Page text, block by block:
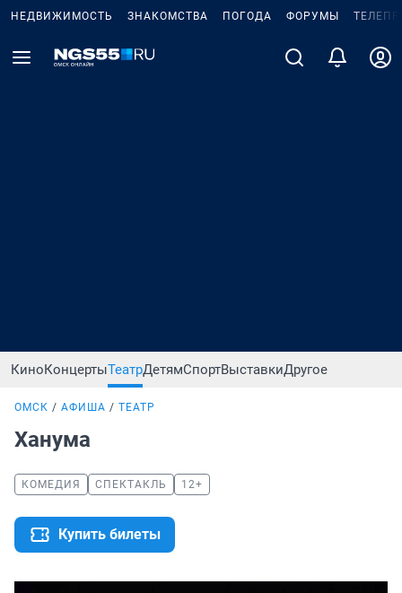
НЕДВИЖИМОСТЬ ЗНАКОМСТВА ПОГОДА ФОРУМЫ
КиноКонцертыТеатрДетямСпортВыставкиДругое
ОМСК АФИША ТЕАТР
Ханума
КОМЕДИЯ СПЕКТАКЛЬ 12+
Купить билеты